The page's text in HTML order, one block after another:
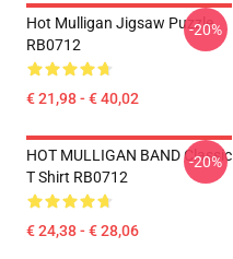
Hot Mulligan Jigsaw Puzzle
RB0712
€ 21,98 - € 40,02
-20%
HOT MULLIGAN BAND Classic
T Shirt RB0712
€ 24,38 - € 28,06
-20%